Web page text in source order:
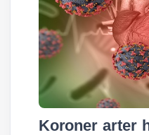
Koroner arter